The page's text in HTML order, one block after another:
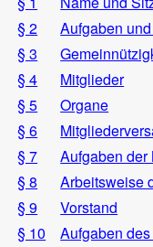
§ 2
Aufgaben
§ 3
§ 4
Mitglieder
§ 5
Organe
§ 6
§ 7
Aufgaben der
§ 8
Arbeitsweise
§ 9
Vorstand
§ 10
Aufgaben